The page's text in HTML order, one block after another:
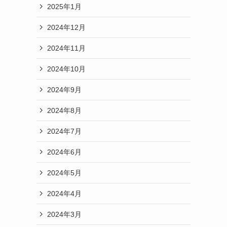
2025年1月
2024年12月
2024年11月
2024年10月
2024年9月
2024年8月
2024年7月
2024年6月
2024年5月
2024年4月
2024年3月